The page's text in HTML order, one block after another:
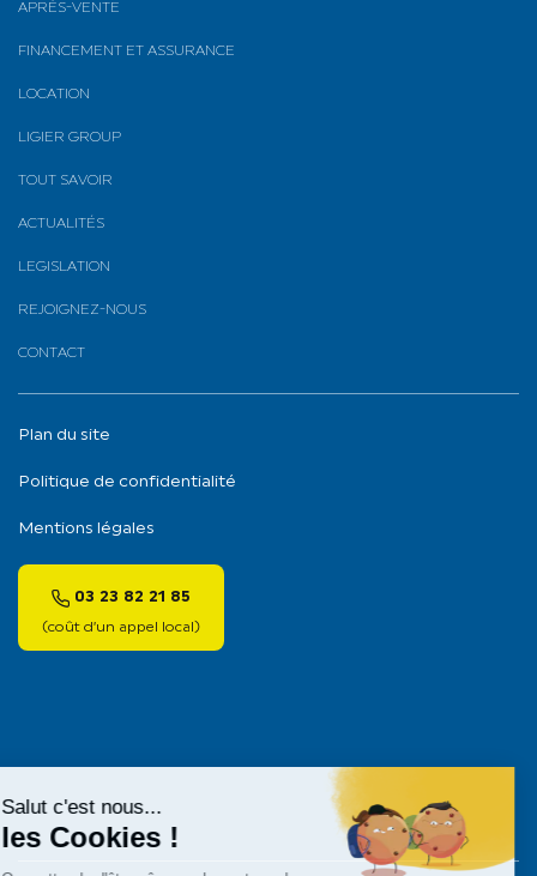
APRÈS-VENTE
FINANCEMENT ET ASSURANCE
LOCATION
LIGIER GROUP
TOUT SAVOIR
ACTUALITÉS
LEGISLATION
REJOIGNEZ-NOUS
CONTACT
Plan du site
Politique de confidentialité
Mentions légales
03 23 82 21 85
(coût d’un appel local)